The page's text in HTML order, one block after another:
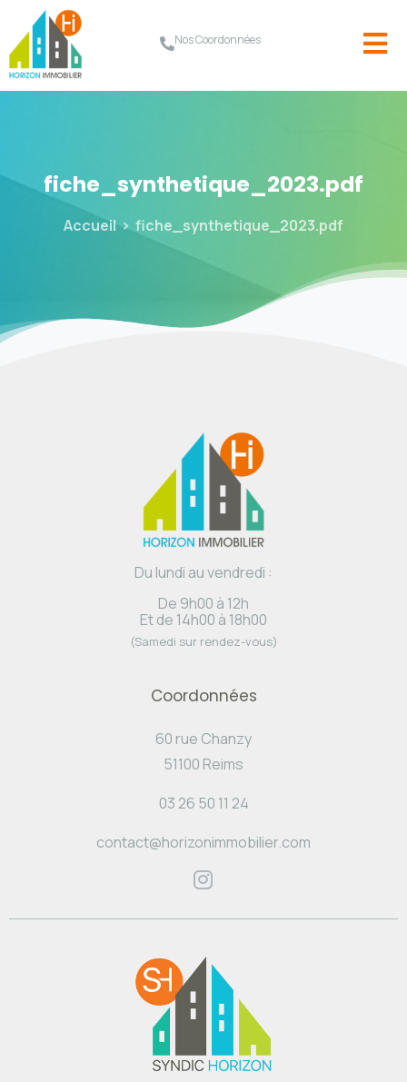
Nos Coordonnées
fiche_synthetique_2023.pdf
Accueil fiche_synthetique_2023.pdf
Du lundi au vendredi :
De 9h00 à 12h
Et de 14h00 à 18h00
(Samedi sur rendez-vous)
Coordonnées
60 rue Chanzy
51100 Reims
03 26 50 11 24
contact@horizonimmobilier.com